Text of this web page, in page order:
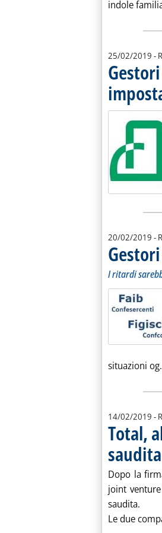
indole
25/02/2019 -
20/02/2019 -
I ritardi
situazioni
14/02/2019 -
Total,
saudita
Dopo la
joint
saudita.
Le due